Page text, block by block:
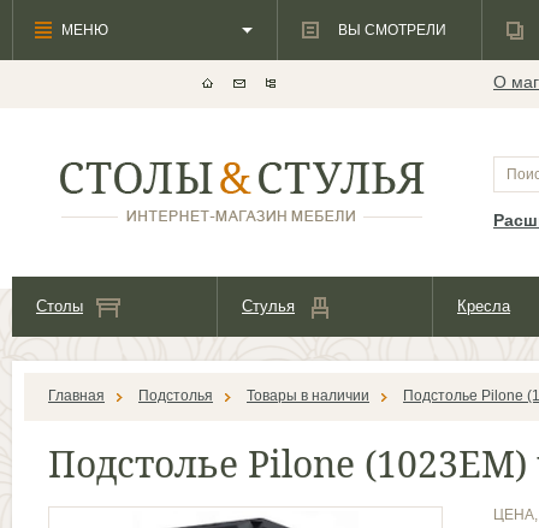
О
Столы Стулья Кресла
Главная Подстолья Товары в наличии Подстолье Pilone
Подстолье Pilone
МЕНЮ ВЫ СМОТРЕЛИ